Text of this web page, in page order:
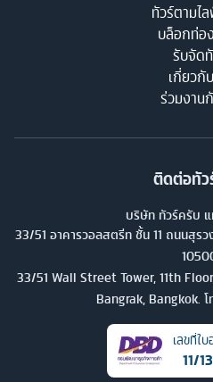
ทัวร์ตามไ
บล็อกท่อ
รับจัด
เกี่ยวกั
ร่วมงาน
ติดต่อทั
บริษัท ทัวร์ครับ แ
33/51 อาคารวอลสตรีท ชั้น 11 ถนนสุร
33/51 Wall Street Tower, 11th
Bangrak, Bangkok. โ
เลขที่ใ
11/